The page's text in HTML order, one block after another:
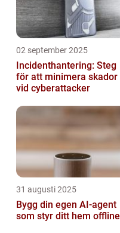
02 september 2025
Incidenthantering: Steg
för att minimera skador
vid cyberattacker
31 augusti 2025
Bygg din egen AI-agent
som styr ditt hem offline